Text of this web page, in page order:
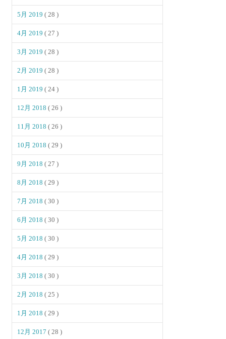
5月 2019( 28 )
4月 2019( 27 )
3月 2019( 28 )
2月 2019( 28 )
1月 2019( 24 )
12月 2018( 26 )
11月 2018( 26 )
10月 2018( 29 )
9月 2018( 27 )
8月 2018( 29 )
7月 2018( 30 )
6月 2018( 30 )
5月 2018( 30 )
4月 2018( 29 )
3月 2018( 30 )
2月 2018( 25 )
1月 2018( 29 )
12月 2017( 28 )